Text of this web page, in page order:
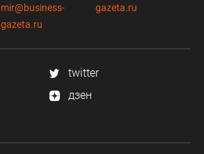
mir@business-
gazeta.ru
gazeta.ru
twitter
дзен